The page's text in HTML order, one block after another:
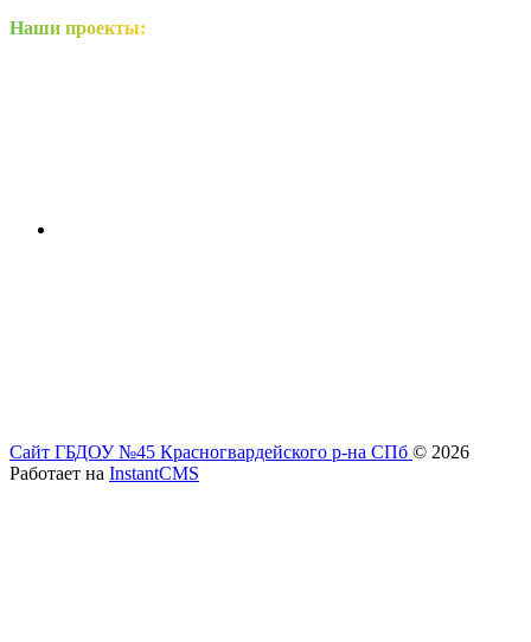
Наши проекты:
Сайт ГБДОУ №45 Красногвардейского р-на СПб © 2026
Работает на InstantCMS